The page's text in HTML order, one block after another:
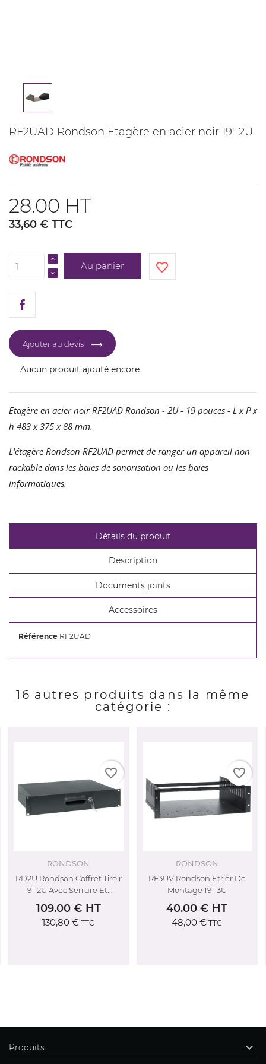
RF2UAD Rondson Etagère en acier noir 19" 2U
28.00 HT
33,60 € TTC
Au panier favorite_border
Ajouter au devis
Aucun produit ajouté encore
Etagère en acier noir RF2UAD Rondson - 2U - 19 pouces - L x P x
h 483 x 375 x 88 mm.
L'étagère Rondson RF2UAD permet de ranger un appareil non
rackable dans les baies de sonorisation ou les baies
informatiques.
Détails du produit
Description
Documents joints
Accessoires
Référence RF2UAD
16 autres produits dans la même
catégorie :
RONDSON
RD2U Rondson Coffret Tiroir
19" 2U Avec Serrure Et...
109.00 € HT
130,80 € TTC
favorite_border
RONDSON
RF3UV Rondson Etrier De
Montage 19" 3U
40.00 € HT
48,00 € TTC
favorite_border
Produits 
AJOUTER À MA LISTE D'ENVIES
add_circle_outlineCréer une nouvelle liste
CRÉER UNE LISTE D'ENVIES
CONNEXION
à votre liste d'envies.
Annuler